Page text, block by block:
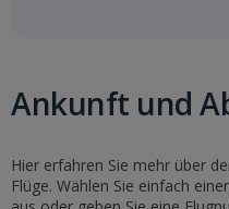
Ankunft und
Hier erfahren Sie mehr über
Flüge. Wählen Sie einfach